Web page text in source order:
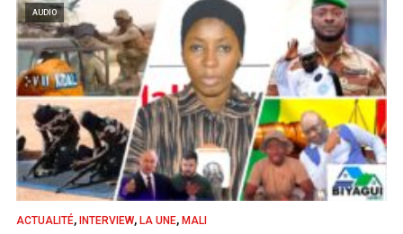
AUDIO
ACTUALITÉ, INTERVIEW, LA UNE, MALI